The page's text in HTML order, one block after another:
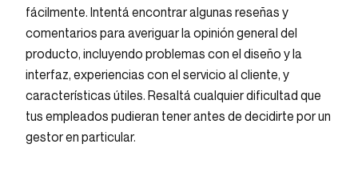
fácilmente. Intentá encontrar algunas reseñas y
comentarios para averiguar la opinión general del
producto, incluyendo problemas con el diseño y la
interfaz, experiencias con el servicio al cliente, y
características útiles. Resaltá cualquier dificultad que
tus empleados pudieran tener antes de decidirte por un
gestor en particular.